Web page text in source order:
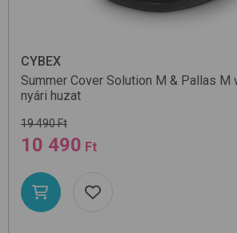
CYBEX
Summer Cover Solution M & Pallas M
nyári huzat
19 490 Ft
10 490 Ft